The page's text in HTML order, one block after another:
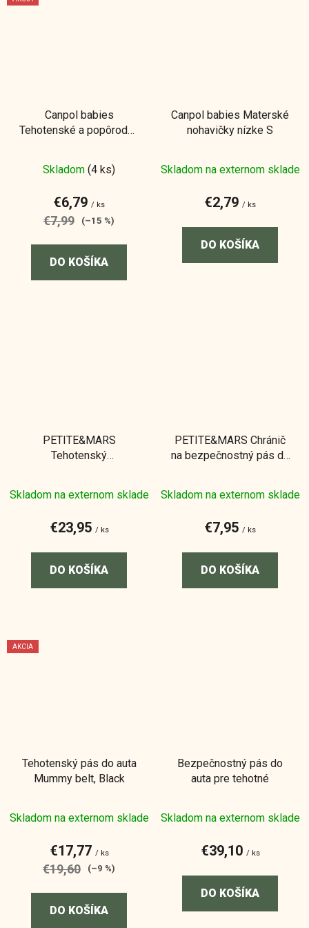
Canpol babies
Tehotenské a popôrodné
Skladom (4 ks)
€6,79 / ks
€7,99 (–15 %)
DO KOŠÍKA
Canpol babies Materské
nohavičky nízke S
Skladom na externom sklade
€2,79 / ks
DO KOŠÍKA
PETITE&MARS
Tehotenský
hodnotenie
produktu
z
Skladom na externom sklade
€23,95 / ks
DO KOŠÍKA
PETITE&MARS Chránič
na bezpečnostný pás do
Skladom na externom sklade
€7,95 / ks
DO KOŠÍKA
AKCIA
Tehotenský pás do auta
Mummy belt, Black
Skladom na externom sklade
€17,77 / ks
€19,60 (–9 %)
DO KOŠÍKA
Bezpečnostný pás do
auta pre tehotné
Skladom na externom sklade
€39,10 / ks
DO KOŠÍKA